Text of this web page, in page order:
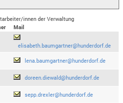
innen der Verwaltung
Mail
elisabeth.baumgartner@hunderdorf.de
lena.baumgartner@hunderdorf.de
doreen.diewald@hunderdorf.de
sepp.drexler@hunderdorf.de